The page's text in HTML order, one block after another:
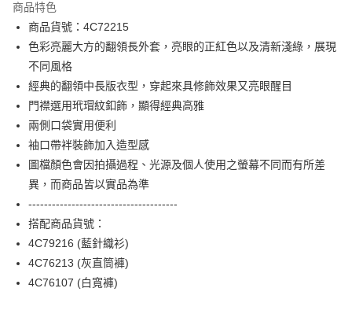
合作金庫商業銀行
華南商業銀行
上海商業儲蓄銀行
台北富邦商業銀行
國泰世華商業銀行
臺灣中小企業銀行
台中商業銀行
匯豐（台灣）商業銀行
華泰商業銀行
聯邦商業銀行
遠東國際商業銀行
元大商業銀行
玉山商業銀行
台新國際商業銀行
中國信託商業銀行
台灣樂天信用卡公司
LINE Pay
Apple Pay
街口支付
AFTEE先享後付
相關說明
【關於「AFTEE先享後付」】
AFTEE先享後付是「在收到商品之後才付款」的支付方式。 讓您購物簡單
便利好安心！
１．簡單：不需註冊會員、不需綁卡、不需儲值。
２．便利：只要手機號碼，簡訊認證，即可結帳。
【「AFTEE先享後付」結帳流程】
１．於結帳方式選擇「AFTEE先享後付」後，將跳轉至「AFTEE先享後付」
結帳頁面，進行簡訊認證並確認金額後，即可完成結帳。
２．訂單成立數日內，您將收到繳費通知簡訊。
付款後全家FamilyMart取貨
每筆NT$90，滿NT$3,600(含以上)免運費
付款後7-11取貨
每筆NT$90，滿NT$3,600(含以上)免運費
商品特色
商品貨號：4C72215
色彩亮麗大方的翻領長外套，亮眼的正紅色以及清新淺綠，展現
不同風格
經典的翻領中長版衣型，穿起來具修飾效果又亮眼醒目
門襟選用玳瑁紋釦飾，顯得經典高雅
兩側口袋實用便利
袖口帶袢裝飾加入造型感
圖檔顏色會因拍攝過程、光源及個人使用之螢幕不同而有所差
異，而商品皆以實品為準
--------------------------------------
搭配商品貨號：
4C79216 (藍針織衫)
4C76213 (灰直筒褲)
4C76107 (白寬褲)